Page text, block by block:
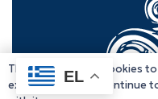
EL
This website uses cookies
experience. If you continue